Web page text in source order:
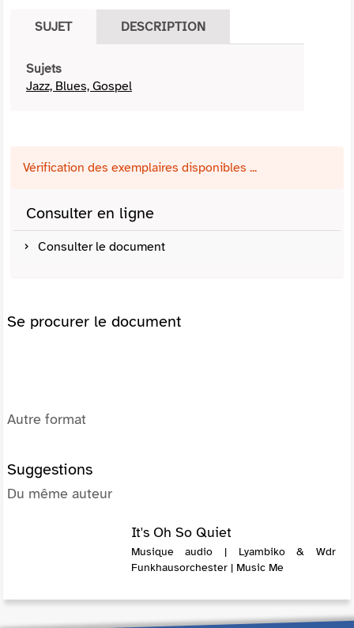
SUJET DESCRIPTION
Sujets
Jazz, Blues, Gospel
Vérification des exemplaires disponibles ...
Consulter en ligne
Consulter le document
Se procurer le document
Autre format
Suggestions
Du même auteur
It's Oh So Quiet
Musique audio | Lyambiko & Wdr
Funkhausorchester | Music Me